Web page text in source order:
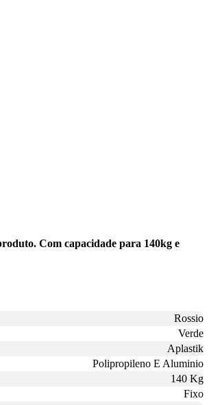
Com capacidade para 140kg e
Rossio
Verde
Aplastik
Polipropileno E Aluminio
140 Kg
Fixo